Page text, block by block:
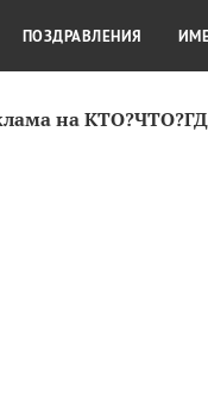
на
КРАСОТА
ПОЗДРАВЛЕНИЯ